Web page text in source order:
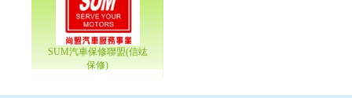
SUM汽車保修聯盟(信竑
保修)